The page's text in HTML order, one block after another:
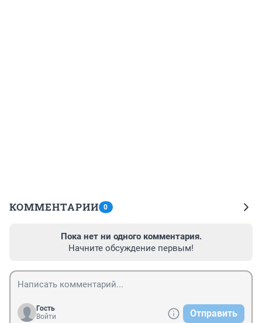
КОММЕНТАРИИ 0
Пока нет ни одного комментария.
Начните обсуждение первым!
Гость
Войти
Отправить